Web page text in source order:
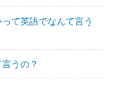
て英語でなんて言う
うの？